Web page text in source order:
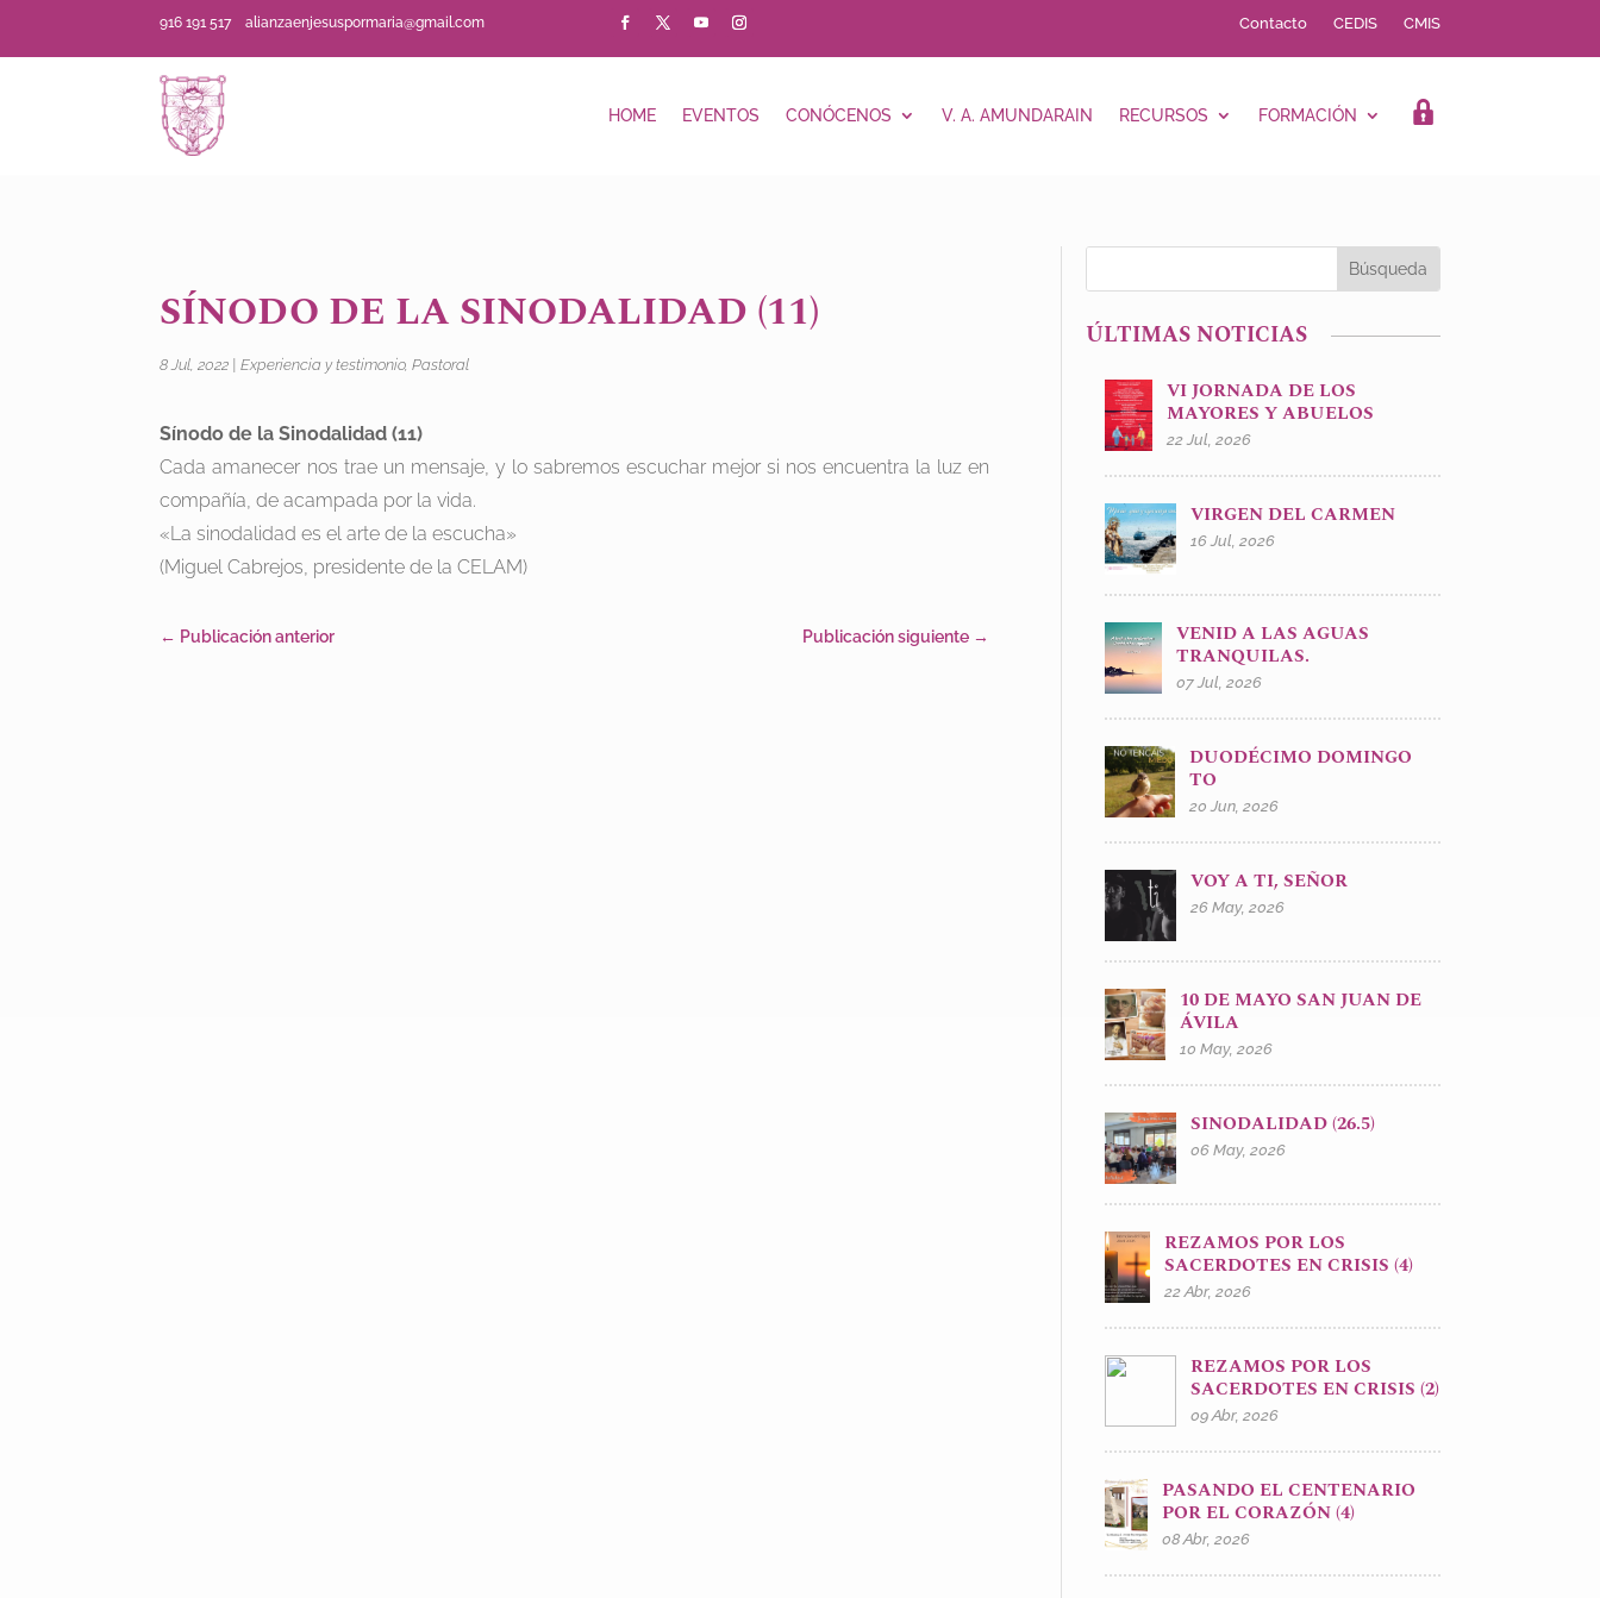
916 191 517alianzaenjesuspormaria@gmail.com Contacto CEDIS CMIS
HOME EVENTOS CONÓCENOS V. A. AMUNDARAIN RECURSOS FORMACIÓN LOGIN
SÍNODO DE LA SINODALIDAD (11)
8 Jul, 2022 |Experiencia y testimonio,Pastoral
Sínodo de la Sinodalidad (11)
Cada amanecer nos trae un mensaje, y lo sabremos escuchar mejor si nos encuentra la luz en
compañía, de acampada por la vida.
«La sinodalidad es el arte de la escucha»
(Miguel Cabrejos, presidente de la CELAM)
← Publicación anterior Publicación siguiente →
ÚLTIMAS NOTICIAS
VI JORNADA DE LOS
MAYORES Y ABUELOS
22 Jul, 2026
VIRGEN DEL CARMEN
16 Jul, 2026
VENID A LAS AGUAS
TRANQUILAS.
07 Jul, 2026
DUODÉCIMO DOMINGO
TO
20 Jun, 2026
VOY A TI, SEÑOR
26 May, 2026
10 DE MAYO SAN JUAN DE
ÁVILA
10 May, 2026
SINODALIDAD (26.5)
06 May, 2026
REZAMOS POR LOS
SACERDOTES EN CRISIS (4)
22 Abr, 2026
REZAMOS POR LOS
SACERDOTES EN CRISIS (2)
09 Abr, 2026
PASANDO EL CENTENARIO
POR EL CORAZÓN (4)
08 Abr, 2026